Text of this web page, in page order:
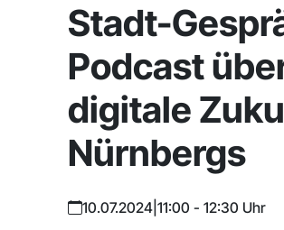
Stadt-
Podcast
digitale
Nürnbergs
10.07.2024 11:00 - 12:30 Uhr